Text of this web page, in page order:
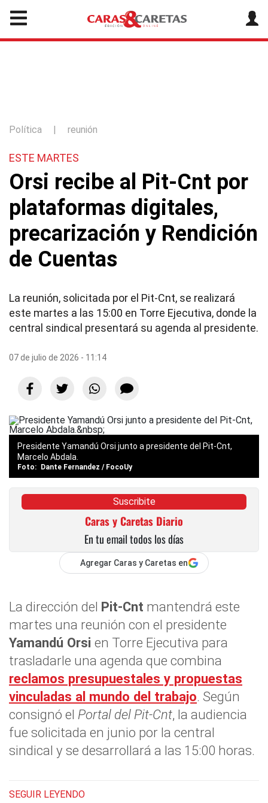
Política | reunión
ESTE MARTES
Orsi recibe al Pit-Cnt por
plataformas digitales,
precarización y Rendición
de Cuentas
La reunión, solicitada por el Pit-Cnt, se realizará
este martes a las 15:00 en Torre Ejecutiva, donde la
central sindical presentará su agenda al presidente.
07 de julio de 2026 - 11:14
Presidente Yamandú Orsi junto a presidente del Pit-Cnt,
Marcelo Abdala.
Dante Fernandez / FocoUy
Suscribite
Caras y Caretas Diario
En tu email todos los días
Agregar Caras y Caretas en
La dirección del Pit-Cnt mantendrá este
martes una reunión con el presidente
Yamandú Orsi en Torre Ejecutiva para
trasladarle una agenda que combina
reclamos presupuestales y propuestas
vinculadas al mundo del trabajo. Según
consignó el Portal del Pit-Cnt, la audiencia
fue solicitada en junio por la central
sindical y se desarrollará a las 15:00 horas.
SEGUIR LEYENDO